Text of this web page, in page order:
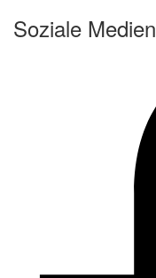
Soziale Medien